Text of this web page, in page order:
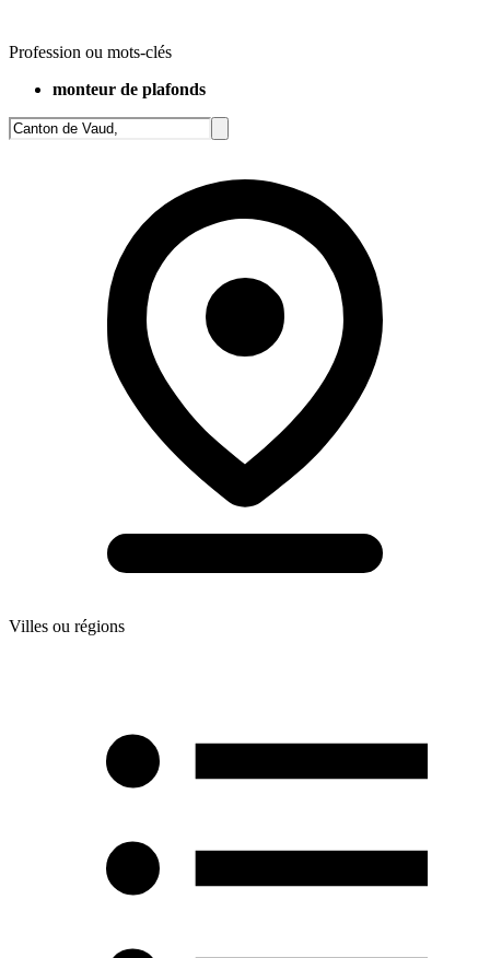
Profession ou mots-clés
monteur de plafonds
Villes ou régions